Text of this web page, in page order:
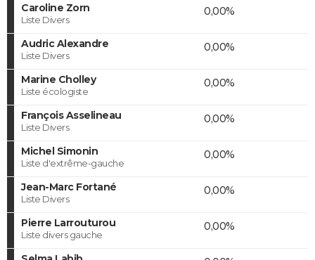
Caroline Zorn
Liste Divers
0,00%
Audric Alexandre
Liste Divers
0,00%
Marine Cholley
Liste écologiste
0,00%
François Asselineau
Liste Divers
0,00%
Michel Simonin
Liste d'extrême-gauche
0,00%
Jean-Marc Fortané
Liste Divers
0,00%
Pierre Larrouturou
Liste divers gauche
0,00%